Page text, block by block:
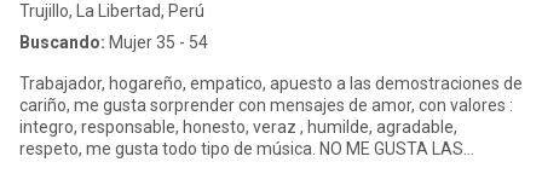
Trujillo, La Libertad, Perú
Buscando: Mujer 35 - 54
Trabajador, hogareño, empatico, apuesto a las demostraciones de
cariño, me gusta sorprender con mensajes de amor, con valores :
integro, responsable, honesto, veraz , humilde, agradable,
respeto, me gusta todo tipo de música. NO ME GUSTA LAS